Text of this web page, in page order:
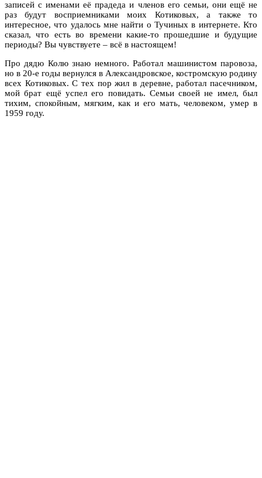
записей с именами её прадеда и членов его семьи, они ещё не
раз будут восприемниками моих Котиковых, а также то
интересное, что удалось мне найти о Тучиных в интернете. Кто
сказал, что есть во времени какие-то прошедшие и будущие
периоды? Вы чувствуете – всё в настоящем!
Про дядю Колю знаю немного. Работал машинистом паровоза,
но в 20-е годы вернулся в Александровское, костромскую родину
всех Котиковых. С тех пор жил в деревне, работал пасечником,
мой брат ещё успел его повидать. Семьи своей не имел, был
тихим, спокойным, мягким, как и его мать, человеком, умер в
1959 году.